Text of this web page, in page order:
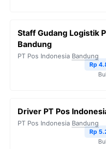
Staff Gudang Logistik
Bandung
PT Pos Indonesia Bandung
Rp
Driver PT Pos
PT Pos Indonesia Bandung
Rp